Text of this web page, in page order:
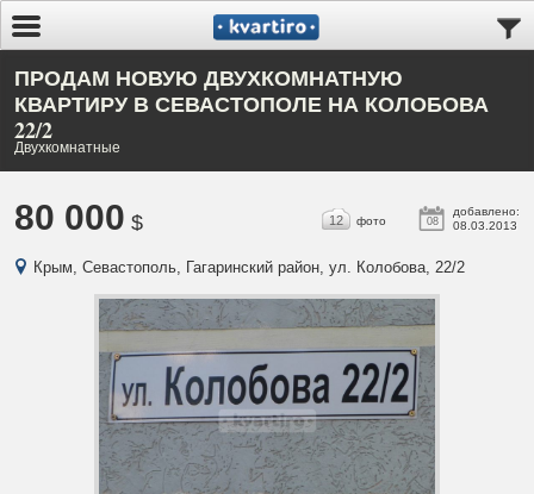
ПРОДАМ НОВУЮ ДВУХКОМНАТНУЮ
КВАРТИРУ В СЕВАСТОПОЛЕ НА КОЛОБОВА
22/2
Двухкомнатные
80 000 $ 08
добавлено:
08.03.2013
12 фото
Крым, Севастополь, Гагаринский район, ул. Колобова, 22/2